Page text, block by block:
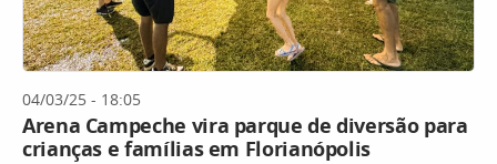
04/03/25 - 18:05
Arena Campeche vira parque de diversão para
crianças e famílias em Florianópolis